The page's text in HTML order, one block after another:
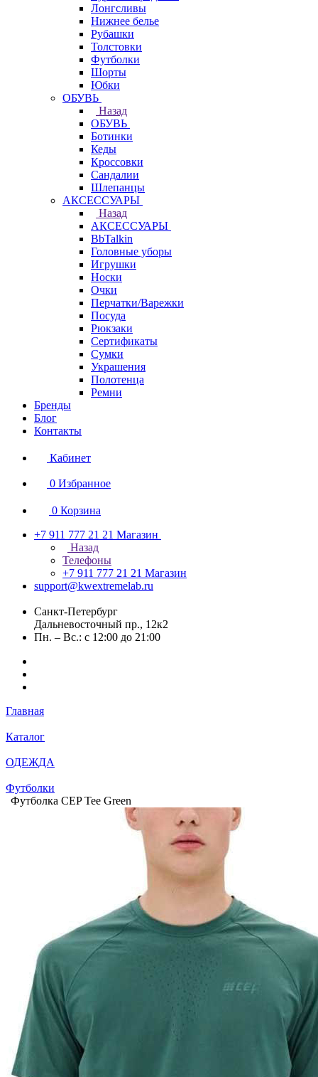
Лонгсливы
Нижнее белье
Рубашки
Толстовки
Футболки
Шорты
Юбки
ОБУВЬ
Назад
ОБУВЬ
Ботинки
Кеды
Кроссовки
Сандалии
Шлепанцы
АКСЕССУАРЫ
Назад
АКСЕССУАРЫ
BbTalkin
Головные уборы
Игрушки
Носки
Очки
Перчатки/Варежки
Посуда
Рюкзаки
Сертификаты
Сумки
Украшения
Полотенца
Ремни
Бренды
Блог
Контакты
Кабинет
0 Избранное
0 Корзина
+7 911 777 21 21 Магазин
Назад
Телефоны
+7 911 777 21 21 Магазин
support@kwextremelab.ru
Санкт-Петербург
Дальневосточный пр., 12к2
Пн. – Вс.: с 12:00 до 21:00
Главная
Каталог
ОДЕЖДА
Футболки
Футболка CEP Tee Green